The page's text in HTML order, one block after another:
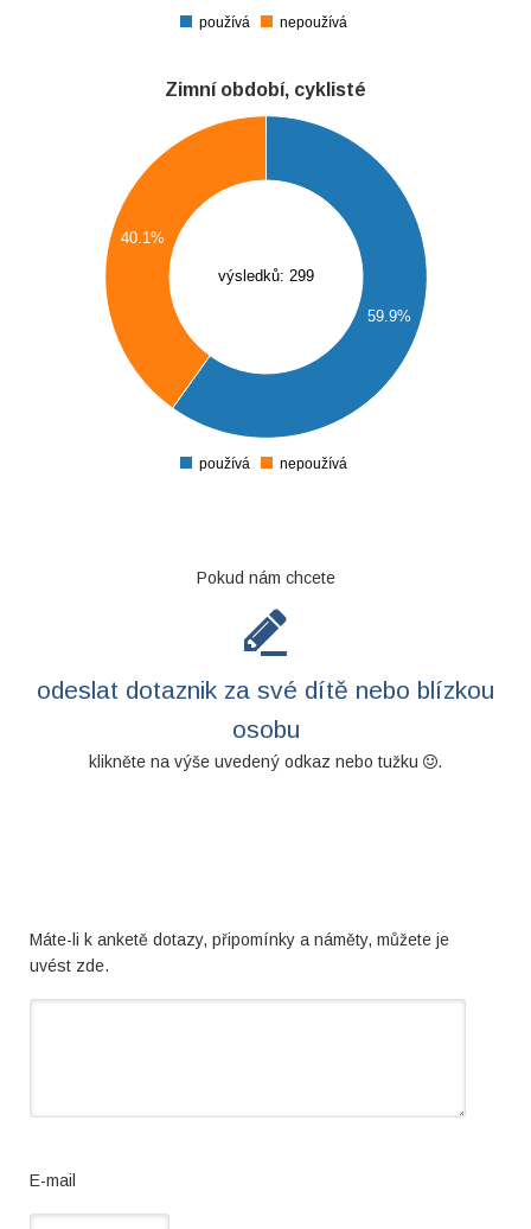
používá nepoužívá
Zimní období, cyklisté
výsledků: 299
59.9%
40.1%
používá nepoužívá
Pokud nám chcete
odeslat dotaznik za své dítě nebo blízkou
osobu
klikněte na výše uvedený odkaz nebo tužku .
Máte-li k anketě dotazy, připomínky a náměty, můžete je
uvést zde.
E-mail